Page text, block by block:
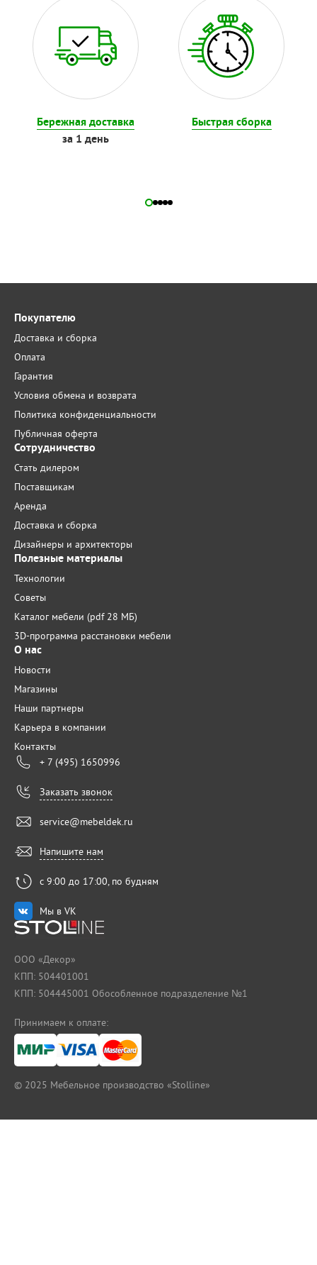
Бережная доставка
за 1 день
Быстрая сборка
Покупателю
Доставка и сборка
Оплата
Гарантия
Условия обмена и возврата
Политика конфиденциальности
Публичная оферта
Сотрудничество
Стать дилером
Поставщикам
Аренда
Доставка и сборка
Дизайнеры и архитекторы
Полезные материалы
Технологии
Советы
Каталог мебели (pdf 28 МБ)
3D-программа расстановки мебели
О нас
Новости
Магазины
Наши партнеры
Карьера в компании
Контакты
+ 7 (495) 1650996
Заказать звонок
service@mebeldek.ru
Напишите нам
с 9:00 до 17:00, по будням
Мы в VK
ООО «Декор»
КПП: 504401001
КПП: 504445001 Обособленное подразделение №1
Принимаем к оплате:
© 2025 Мебельное производство «Stolline»